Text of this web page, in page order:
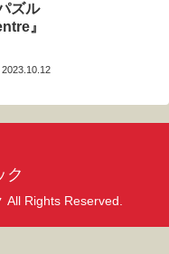
ズル
』
2023.10.12
ク
Rights Reserved.